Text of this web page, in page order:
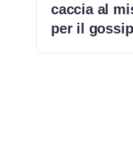
caccia al
per il